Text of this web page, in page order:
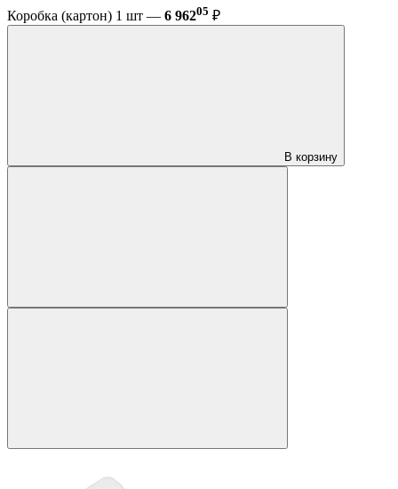
Коробка (картон) 1 шт — 6 96205 ₽
В корзину